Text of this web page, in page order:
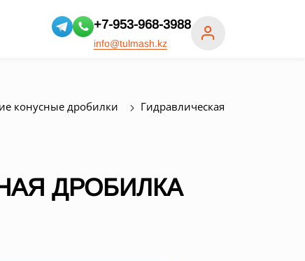
+7-953-968-3988
info@tulmash.kz
конусные дробилки
Гидравлическая
ДРОБИЛКА